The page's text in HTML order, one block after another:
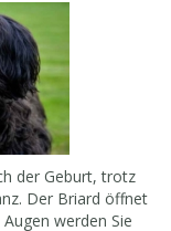
der Geburt, trotz
Der Briard öffnet
werden Sie